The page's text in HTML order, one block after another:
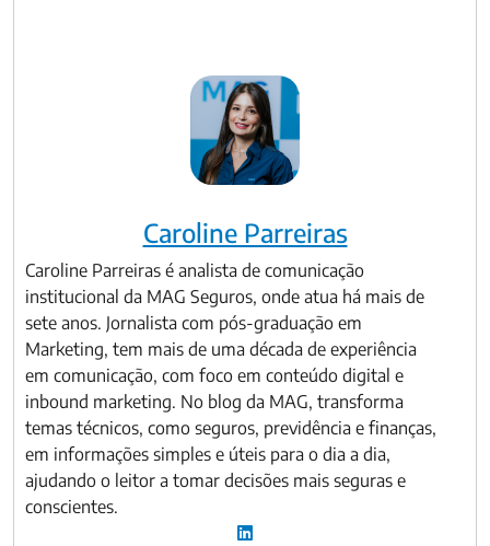
Caroline Parreiras
Caroline Parreiras é analista de comunicação
institucional da MAG Seguros, onde atua há mais de
sete anos. Jornalista com pós-graduação em
Marketing, tem mais de uma década de experiência
em comunicação, com foco em conteúdo digital e
inbound marketing. No blog da MAG, transforma
temas técnicos, como seguros, previdência e finanças,
em informações simples e úteis para o dia a dia,
ajudando o leitor a tomar decisões mais seguras e
conscientes.